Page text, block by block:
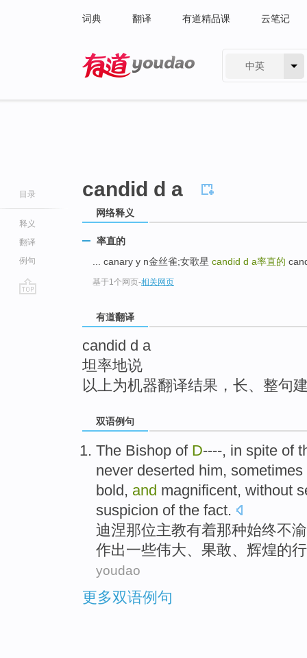
词典 翻译 有道精品课 云笔记
中英
目录
释义
翻译
例句
candid d a
网络释义
率直的
... canary y n金丝雀;女歌星 candid d a率直的
基于1个网页-相关网页
有道翻译
candid d a
坦率地说
以上为机器翻译结果，长、整句
双语例句
The Bishop of D----, in spite of
never deserted him, sometimes
bold, and magnificent, without
suspicion ofthe fact.
迪涅那位主教有着那种始终不
作出一些伟大、 果敢、 辉煌的
youdao
更多双语例句